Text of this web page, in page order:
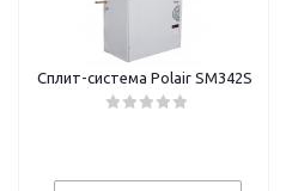
Сплит-система Polair SM342S